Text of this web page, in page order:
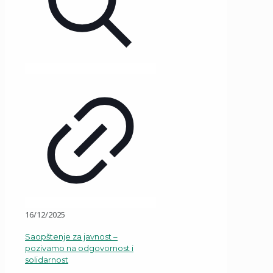
16/12/2025
Saopštenje za javnost –
pozivamo na odgovornost i
solidarnost